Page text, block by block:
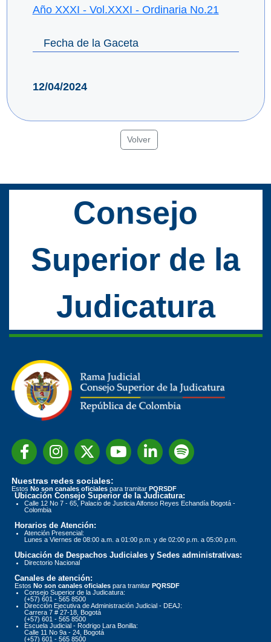
Año XXXI - Vol.XXXI - Ordinaria No.21
Fecha de la Gaceta
12/04/2024
Volver
Consejo
Superior de la
Judicatura
Nuestras redes sociales:
Estos No son canales oficiales para tramitar PQRSDF
Ubicación Consejo Superior de la Judicatura:
Calle 12 No 7 - 65, Palacio de Justicia Alfonso Reyes Echandía Bogotá -
Colombia
Horarios de Atención:
Atención Presencial:
Lunes a Viernes de 08:00 a.m. a 01:00 p.m. y de 02:00 p.m. a 05:00 p.m.
Ubicación de Despachos Judiciales y Sedes administrativas:
Directorio Nacional
Canales de atención:
Estos No son canales oficiales para tramitar PQRSDF
Consejo Superior de la Judicatura:
(+57) 601 - 565 8500
Dirección Ejecutiva de Administración Judicial - DEAJ:
Carrera 7 # 27-18, Bogotá
(+57) 601 - 565 8500
Escuela Judicial - Rodrigo Lara Bonilla:
Calle 11 No 9a - 24, Bogotá
(+57) 601 - 565 8500